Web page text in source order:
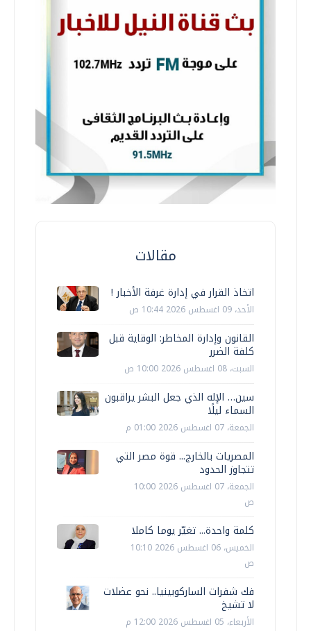
مقالات
اتخاذ القرار في إدارة غرفة الأخبار !
الأحد، 09 اغسطس 2026 10:44 ص
القانون وإدارة المخاطر: الوقاية قبل
كلفة الضرر
السبت، 08 اغسطس 2026 10:00 ص
سين… الإله الذي جعل البشر يراقبون
السماء ليلًا
الجمعة، 07 اغسطس 2026 01:00 م
المصريات بالخارج... قوة مصر التي
تتجاوز الحدود
الجمعة، 07 اغسطس 2026 10:00
ص
كلمة واحدة... تغيّر يوما كاملا
الخميس، 06 اغسطس 2026 10:10
ص
فك شفرات الساركوبينيا.. نحو عضلات
لا تشيخ
الأربعاء، 05 اغسطس 2026 12:00 م